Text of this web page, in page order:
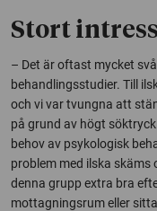
Stort
– Det är oftast mycket
behandlingsstudier. Till
och vi var tvungna att
på grund av högt
behov av psykologisk
problem med ilska
denna grupp extra bra
mottagningsrum eller